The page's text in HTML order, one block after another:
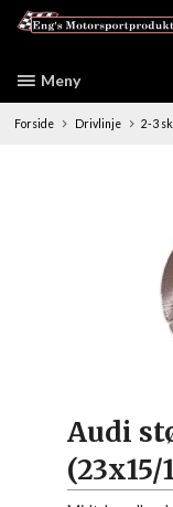
Meny
Forside Drivlinje 2-3
Audi